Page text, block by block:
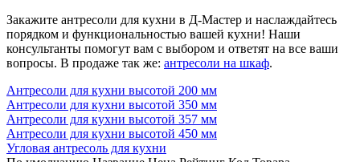
Закажите антресоли для кухни в Д-Мастер и наслаждайтесь
порядком и функциональностью вашей кухни! Наши
консультанты помогут вам с выбором и ответят на все ваши
вопросы. В продаже так же: антресоли на шкаф.
Антресоли для кухни высотой 200 мм
Антресоли для кухни высотой 350 мм
Антресоли для кухни высотой 357 мм
Антресоли для кухни высотой 450 мм
Угловая антресоль для кухни